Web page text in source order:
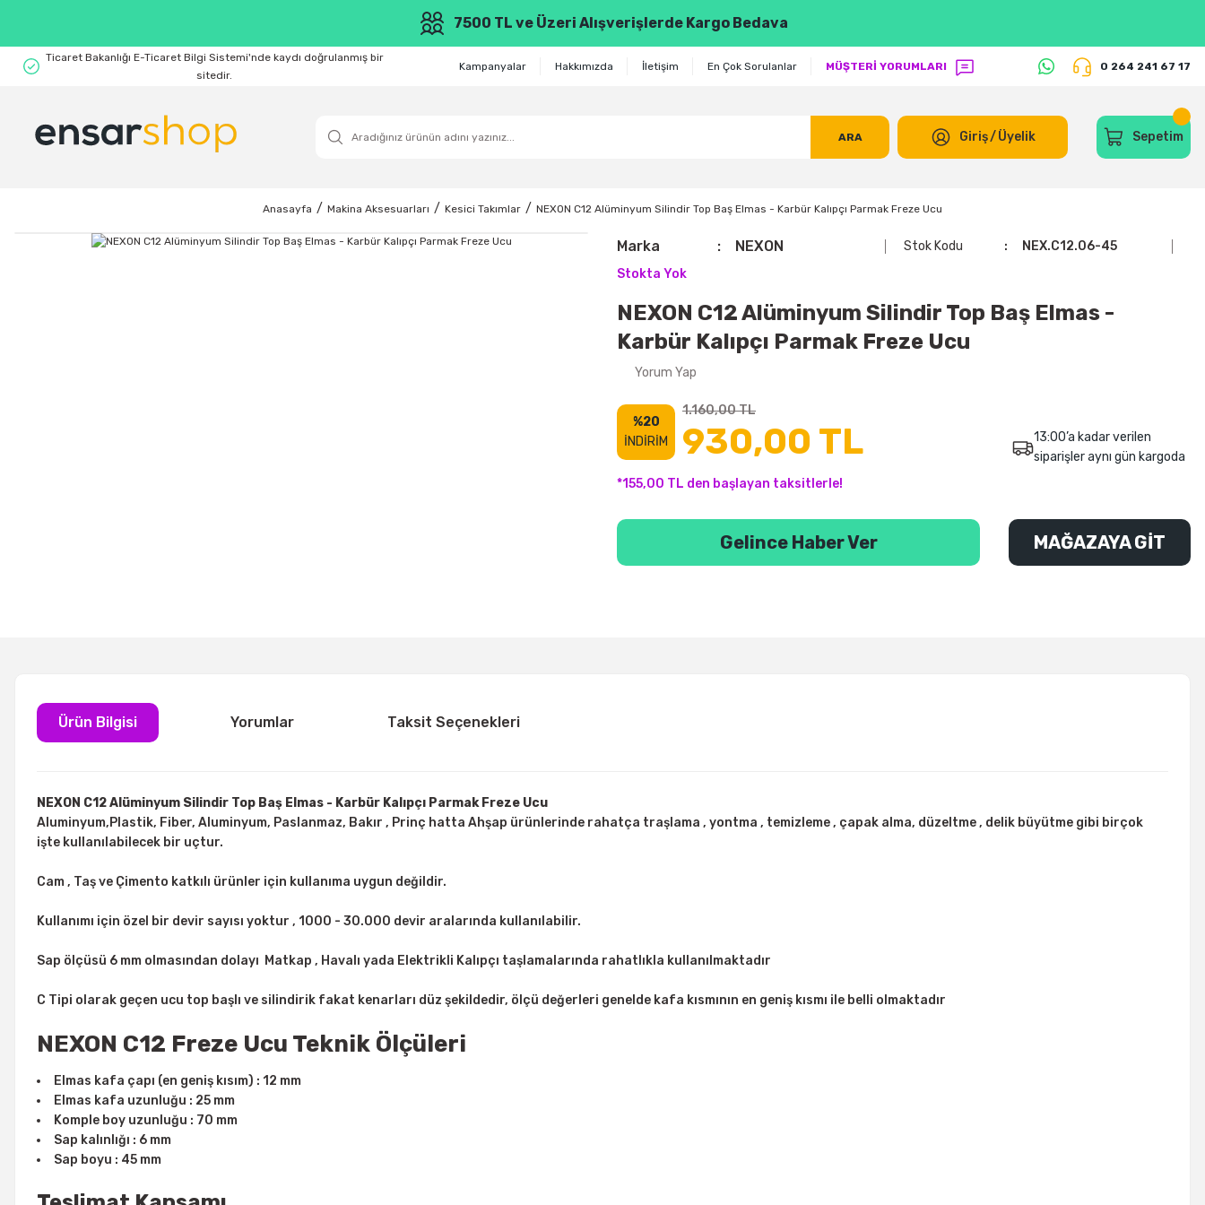
7500 TL ve Üzeri Alışverişlerde Kargo Bedava
Ticaret Bakanlığı E-Ticaret Bilgi Sistemi'nde kaydı doğrulanmış bir
sitedir.
Kampanyalar Hakkımızda İletişim En Çok Sorulanlar MÜŞTERİ YORUMLARI 0 264 241 67 17
ARA Giriş/Üyelik Sepetim
Anasayfa Makina Aksesuarları Kesici Takımlar NEXON C12 Alüminyum Silindir Top Baş Elmas - Karbür Kalıpçı Parmak Freze Ucu
Marka NEXON Stok Kodu
NEX.C12.06-45
Stokta Yok
NEXON C12 Alüminyum Silindir Top Baş Elmas -
Karbür Kalıpçı Parmak Freze Ucu
Yorum Yap
%20
İNDİRİM
1.160,00 TL
930,00 TL
*155,00 TL den başlayan taksitlerle!
13:00’a kadar verilen
siparişler aynı gün kargoda
Gelince Haber Ver MAĞAZAYA GİT
Ürün Bilgisi Yorumlar Taksit Seçenekleri
NEXON C12 Alüminyum Silindir Top Baş Elmas - Karbür Kalıpçı Parmak Freze Ucu
Aluminyum,Plastik, Fiber, Aluminyum, Paslanmaz, Bakır , Prinç hatta Ahşap ürünlerinde rahatça traşlama , yontma , temizleme , çapak alma, düzeltme , delik büyütme gibi birçok
işte kullanılabilecek bir uçtur.
Cam , Taş ve Çimento katkılı ürünler için kullanıma uygun değildir.
Kullanımı için özel bir devir sayısı yoktur , 1000 - 30.000 devir aralarında kullanılabilir.
Sap ölçüsü 6 mm olmasından dolayı Matkap , Havalı yada Elektrikli Kalıpçı taşlamalarında rahatlıkla kullanılmaktadır
C Tipi olarak geçen ucu top başlı ve silindirik fakat kenarları düz şekildedir, ölçü değerleri genelde kafa kısmının en geniş kısmı ile belli olmaktadır
NEXON C12 Freze Ucu Teknik Ölçüleri
Elmas kafa çapı (en geniş kısım) : 12 mm
Elmas kafa uzunluğu : 25 mm
Komple boy uzunluğu : 70 mm
Sap kalınlığı : 6 mm
Sap boyu : 45 mm